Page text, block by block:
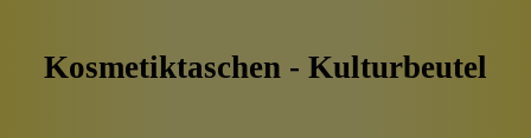
Kosmetiktaschen - Kulturbeutel